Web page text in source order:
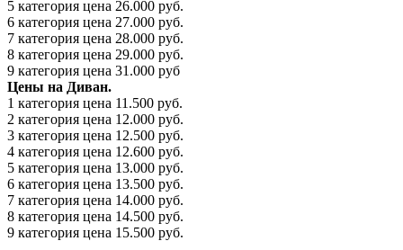
5 категория цена 26.000 руб.
6 категория цена 27.000 руб.
7 категория цена 28.000 руб.
8 категория цена 29.000 руб.
9 категория цена 31.000 руб
Цены на Диван.
1 категория цена 11.500 руб.
2 категория цена 12.000 руб.
3 категория цена 12.500 руб.
4 категория цена 12.600 руб.
5 категория цена 13.000 руб.
6 категория цена 13.500 руб.
7 категория цена 14.000 руб.
8 категория цена 14.500 руб.
9 категория цена 15.500 руб.